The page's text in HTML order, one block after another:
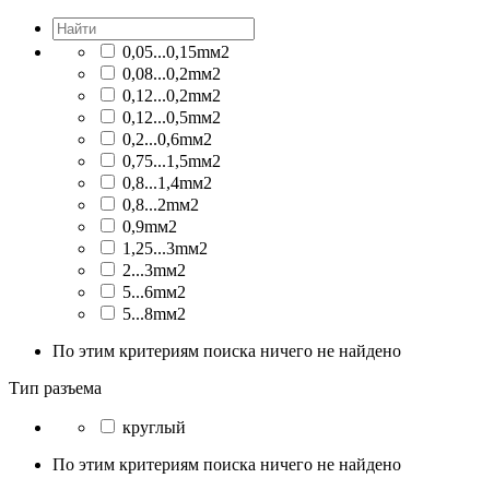
0,05...0,15mм2
0,08...0,2mм2
0,12...0,2mм2
0,12...0,5mм2
0,2...0,6mм2
0,75...1,5mм2
0,8...1,4mм2
0,8...2mм2
0,9mм2
1,25...3mм2
2...3mм2
5...6mм2
5...8mм2
По этим критериям поиска ничего не найдено
Тип разъема
круглый
По этим критериям поиска ничего не найдено